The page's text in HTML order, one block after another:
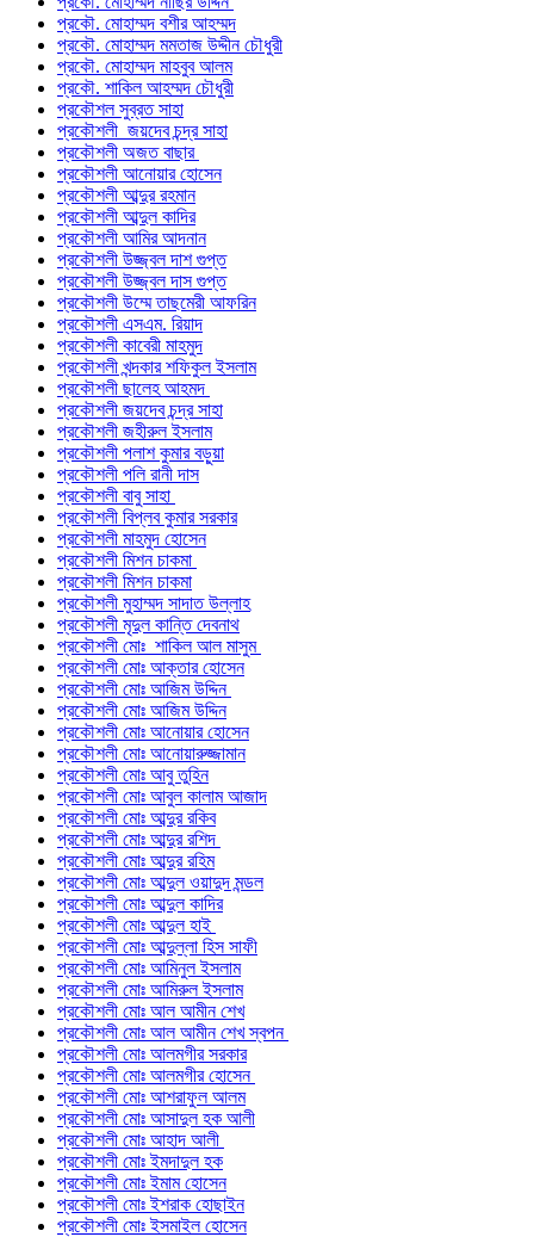
প্রকৌ. মোহাম্মদ বশীর আহম্মদ
প্রকৌ. মোহাম্মদ মমতাজ উদ্দীন চৌধুরী
প্রকৌ. মোহাম্মদ মাহবুব আলম
প্রকৌ. শাকিল আহম্মদ চৌধুরী
প্রকৌশল সুব্রত সাহা
প্রকৌশলী জয়দেব চন্দ্র সাহা
প্রকৌশলী অজত বাছার
প্রকৌশলী আনোয়ার হোসেন
প্রকৌশলী আব্দুর রহমান
প্রকৌশলী আব্দুল কাদির
প্রকৌশলী আমির আদনান
প্রকৌশলী উজ্জ্বল দাশ গুপ্ত
প্রকৌশলী উজ্জ্বল দাস গুপ্ত
প্রকৌশলী উম্মে তাছমেরী আফরিন
প্রকৌশলী এসএম. রিয়াদ
প্রকৌশলী কাবেরী মাহমুদ
প্রকৌশলী খন্দকার শফিকুল ইসলাম
প্রকৌশলী ছালেহ আহমদ
প্রকৌশলী জয়দেব চন্দ্র সাহা
প্রকৌশলী জহীরুল ইসলাম
প্রকৌশলী পলাশ কুমার বড়ুয়া
প্রকৌশলী পলি রানী দাস
প্রকৌশলী বাবু সাহা
প্রকৌশলী বিপ্লব কুমার সরকার
প্রকৌশলী মাহমুদ হোসেন
প্রকৌশলী মিশন চাকমা
প্রকৌশলী মিশন চাকমা
প্রকৌশলী মুহাম্মদ সাদাত উল্লাহ
প্রকৌশলী মৃদুল কান্তি দেবনাথ
প্রকৌশলী মোঃ শাকিল আল মাসুম
প্রকৌশলী মোঃ আক্তার হোসেন
প্রকৌশলী মোঃ আজিম উদ্দিন
প্রকৌশলী মোঃ আজিম উদ্দিন
প্রকৌশলী মোঃ আনোয়ার হোসেন
প্রকৌশলী মোঃ আনোয়ারুজ্জামান
প্রকৌশলী মোঃ আবু তুহিন
প্রকৌশলী মোঃ আবুল কালাম আজাদ
প্রকৌশলী মোঃ আব্দুর রকিব
প্রকৌশলী মোঃ আব্দুর রশিদ
প্রকৌশলী মোঃ আব্দুর রহিম
প্রকৌশলী মোঃ আব্দুল ওয়াদুদ মন্ডল
প্রকৌশলী মোঃ আব্দুল কাদির
প্রকৌশলী মোঃ আব্দুল হাই
প্রকৌশলী মোঃ আব্দুল্লা হিস সাফী
প্রকৌশলী মোঃ আমিনুল ইসলাম
প্রকৌশলী মোঃ আমিরুল ইসলাম
প্রকৌশলী মোঃ আল আমীন শেখ
প্রকৌশলী মোঃ আল আমীন শেখ স্বপন
প্রকৌশলী মোঃ আলমগীর সরকার
প্রকৌশলী মোঃ আলমগীর হোসেন
প্রকৌশলী মোঃ আশরাফুল আলম
প্রকৌশলী মোঃ আসাদুল হক আলী
প্রকৌশলী মোঃ আহাদ আলী
প্রকৌশলী মোঃ ইমদাদুল হক
প্রকৌশলী মোঃ ইমাম হোসেন
প্রকৌশলী মোঃ ইশরাক হোছাইন
প্রকৌশলী মোঃ ইসমাইল হোসেন